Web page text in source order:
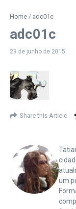
Home / adc01c
adc01c
29 de junho de 2015
Share this Article
um